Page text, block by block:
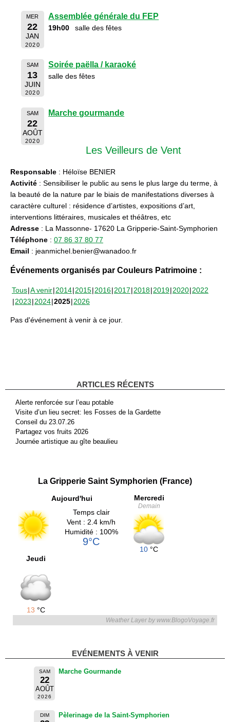
MER
22
JAN
2020
Assemblée générale du FEP
19h00 salle des fêtes
SAM
13
JUIN
2020
Soirée paëlla / karaoké
salle des fêtes
SAM
22
AOÛT
2020
Marche gourmande
Les Veilleurs de Vent
Responsable : Héloïse BENIER
Activité : Sensibiliser le public au sens le plus large du terme, à
la beauté de la nature par le biais de manifestations diverses à
caractère culturel : résidence d’artistes, expositions d’art,
interventions littéraires, musicales et théâtres, etc
Adresse : La Massonne- 17620 La Gripperie-Saint-Symphorien
Téléphone : 07 86 37 80 77
Email : jeanmichel.benier@wanadoo.fr
Événements organisés par Couleurs Patrimoine :
Tous A venir 2014 2015 2016 2017 2018 2019 2020 2022
2023 2024 2025 2026
Pas d'événement à venir à ce jour.
ARTICLES RÉCENTS
Alerte renforcée sur l’eau potable
Visite d’un lieu secret: les Fosses de la Gardette
Conseil du 23.07.26
Partagez vos fruits 2026
Journée artistique au gîte beaulieu
La Gripperie Saint Symphorien (France)
Aujourd'hui
Temps clair
Vent : 2.4 km/h
Humidité : 100%
9°C
Mercredi
Demain
10 °C
Jeudi
13 °C
Weather Layer by www.BlogoVoyage.fr
EVÉNEMENTS À VENIR
SAM
22
AOÛT
2026
Marche Gourmande
DIM
Pèlerinage de la Saint-Symphorien